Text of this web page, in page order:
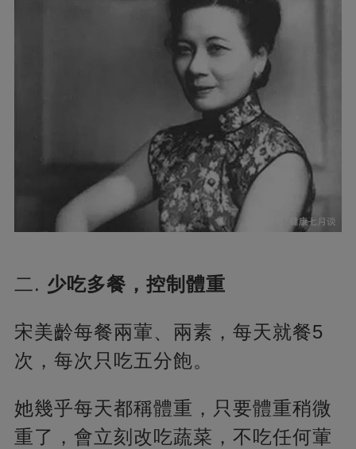
二. 少吃多餐，控制體重
宋美齡每餐兩葷、兩素，每天就餐5
次，每次只吃五分飽。
她幾乎每天都稱體重，只要體重稍微
重了，會立刻改吃蔬菜，不吃任何葷